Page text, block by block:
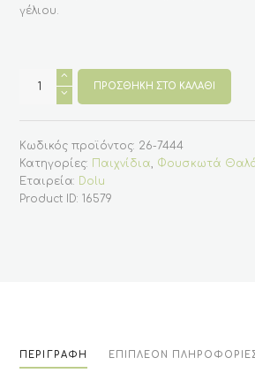
γέλιου.
Φουσκωτή
πισίνα
και
από
την
εταιρεία
"
INTEX
ΠΡΟΣΘΉΚΗ ΣΤΟ ΚΑΛΆΘΙ
Κωδικός προϊόντος: 26-7444
Κατηγορίες: Παιχνίδια
Φουσκωτά
Εταιρεία: Dolu
Product ID:16579
ΠΕΡΙΓΡΑΦΉ ΕΠΙΠΛΈΟΝ ΠΛΗΡΟΦΟΡΊΕΣ